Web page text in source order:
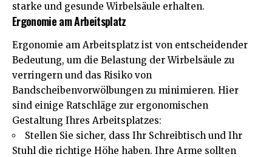
starke und gesunde Wirbelsäule erhalten.
Ergonomie am Arbeitsplatz
Ergonomie am Arbeitsplatz ist von entscheidender
Bedeutung, um die Belastung der Wirbelsäule zu
verringern und das Risiko von
Bandscheibenvorwölbungen zu minimieren. Hier
sind einige Ratschläge zur ergonomischen
Gestaltung Ihres Arbeitsplatzes:
Stellen Sie sicher, dass Ihr Schreibtisch und Ihr
Stuhl die richtige Höhe haben. Ihre Arme sollten